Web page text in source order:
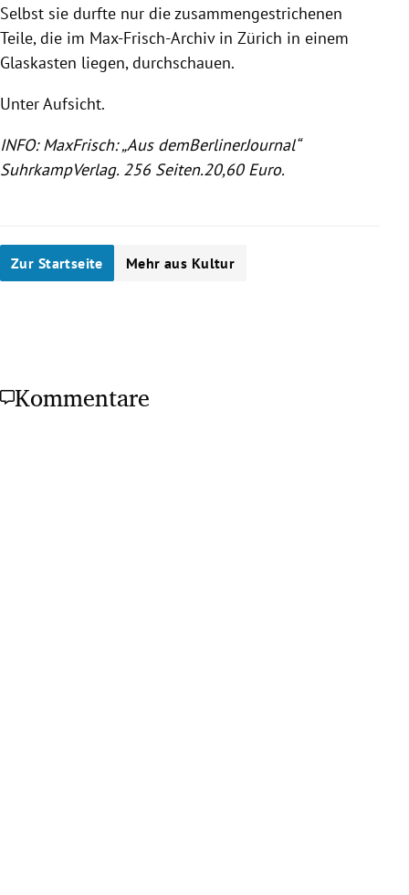
Selbst sie durfte nur die zusammengestrichenen
Teile, die im Max-Frisch-Archiv in Zürich in einem
Glaskasten liegen, durchschauen.
Unter Aufsicht.
INFO: MaxFrisch: „Aus demBerlinerJournal“
SuhrkampVerlag. 256 Seiten.20,60 Euro.
Zur Startseite Mehr aus Kultur
Kommentare